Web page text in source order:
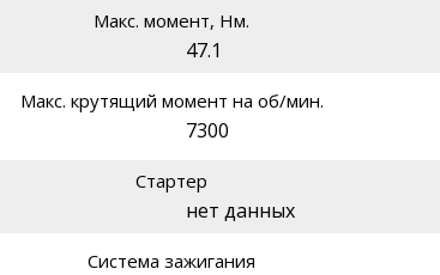
Макс. момент, Нм.
47.1
Макс. крутящий момент на об/мин.
7300
Стартер
нет данных
Система зажигания